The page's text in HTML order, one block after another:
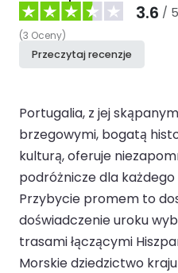
3.6 / 5
(3 Oceny)
Przeczytaj recenzje
Portugalia, z jej
brzegowymi, bogatą
kulturą, oferuje
podróżnicze dla
Przybycie promem to
doświadczenie uroku
trasami łączącymi
Morskie dziedzictwo